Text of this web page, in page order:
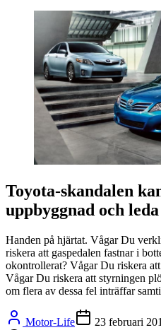
Toyota-skandalen
uppbyggnad och
Handen på hjärtat. Vågar Du
riskera att gaspedalen fastnar i
okontrollerat? Vågar Du riskera
Vågar Du riskera att styrningen
om flera av dessa fel inträffar
Motor-Life 23 februari